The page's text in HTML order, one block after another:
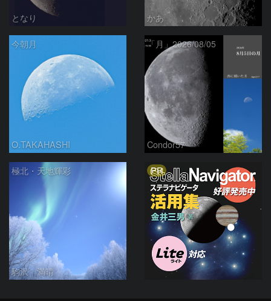
となり かあ
今朝月
O.TAKAHASHI
「月」2026/08/05
Condor57
極北・天地輝彩
駒沢 満晴
PR